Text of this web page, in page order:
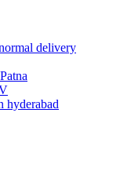
delivery
hyderabad